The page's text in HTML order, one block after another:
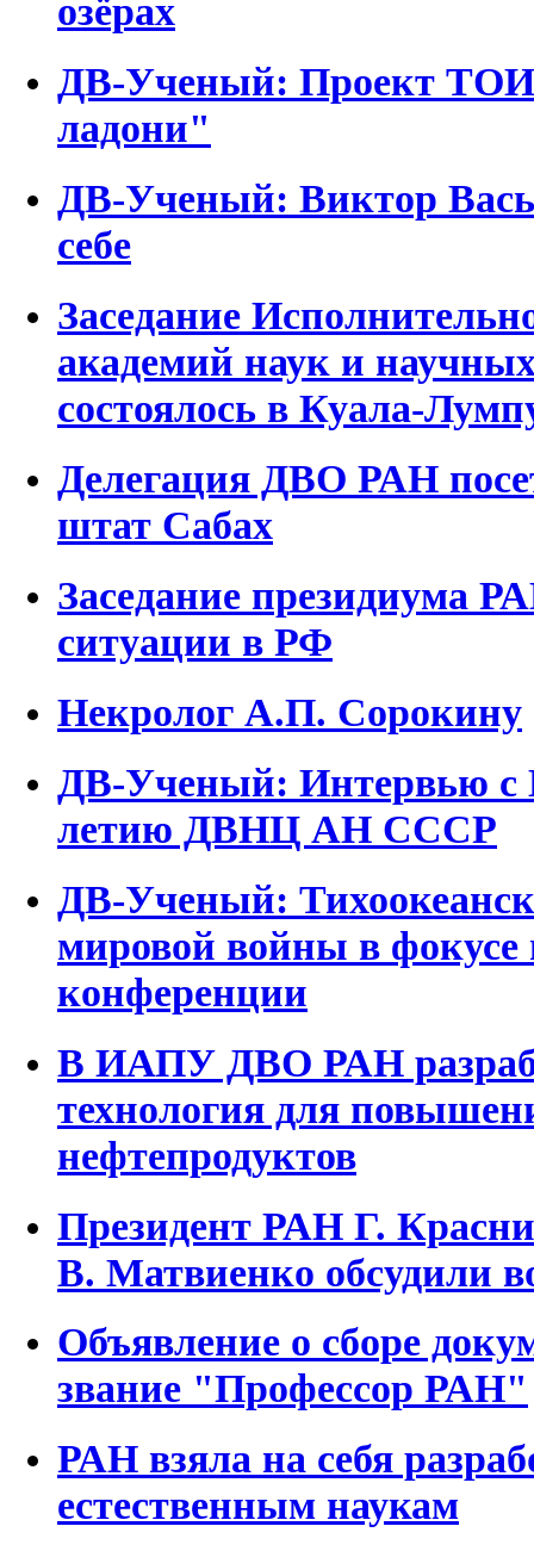
озёрах
ДВ-Ученый: Проект
ладони"
ДВ-Ученый: Виктор
себе
Заседание
академий наук и
состоялось в Куала-
Делегация ДВО РАН
штат Сабах
Заседание президиума
ситуации в РФ
Некролог А.П. Сорокину
ДВ-Ученый: Интервью
летию ДВНЦ АН СССР
ДВ-Ученый:
мировой войны в фокусе
конференции
В ИАПУ ДВО РАН
технология для
нефтепродуктов
Президент РАН Г.
В. Матвиенко обсудили
Объявление о сборе
звание "Профессор РАН"
РАН взяла на себя
естественным наукам